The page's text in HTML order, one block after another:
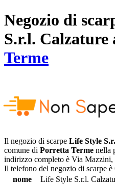
Negozio di
S.r.l. Calzature
Terme
Il negozio di scarpe Life Style
comune di Porretta Terme nella
indirizzo completo è Via Mazzini,
Il telefono del negozio di scarpe è
nome
Life Style S.r.l.